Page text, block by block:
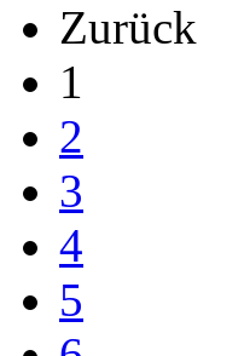
Zurück
1
2
3
4
5